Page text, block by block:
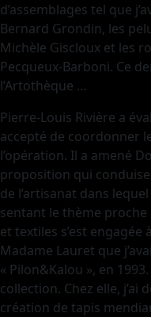
d’assemblages tel que
Bernard Grondin, les
Michèle Giscloux et les
Pecqueux-Barboni. Ce
l’Artothèque …
Pierre-Louis Rivière a
accepté de coordonner
l’opération. Il a amené
proposition qui
de l’artisanat dans
sentant le thème
et textiles s’est
Madame Lauret que
« Pilon&Kalou », en
collection. Chez elle, j’ai
création de tapis